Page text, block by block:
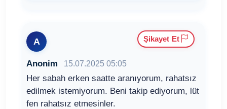
A
Anonim 15.07.2025 05:05
Her sabah erken saatte aranıyorum, rahatsız
edilmek istemiyorum. Beni takip ediyorum, lüt
fen rahatsız etmesinler.
Şikayet Et